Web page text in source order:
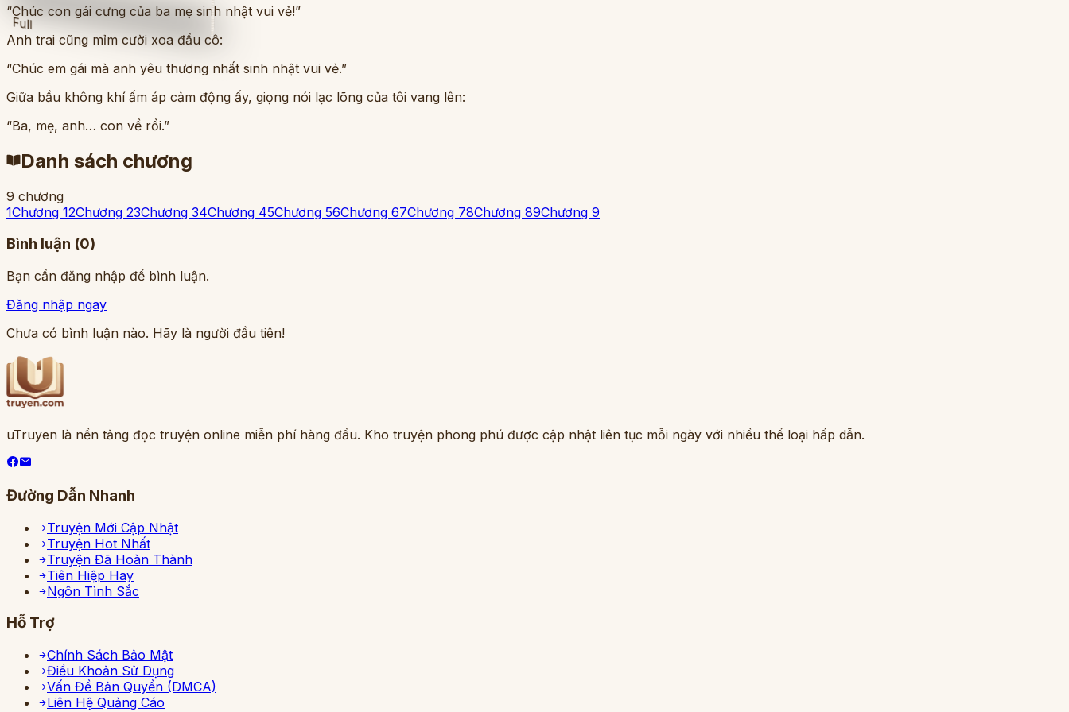
Full
“Chúc con gái cưng của ba mẹ sinh nhật vui vẻ!”
Anh trai cũng mỉm cười xoa đầu cô:
“Chúc em gái mà anh yêu thương nhất sinh nhật vui vẻ.”
Giữa bầu không khí ấm áp cảm động ấy, giọng nói lạc lõng của tôi vang lên:
“Ba, mẹ, anh… con về rồi.”
Danh sách chương
9 chương
1Chương 12Chương 23Chương 34Chương 45Chương 56Chương 67Chương 78Chương 89Chương 9
Bình luận (0)
Bạn cần đăng nhập để bình luận.
Đăng nhập ngay
Chưa có bình luận nào. Hãy là người đầu tiên!
uTruyen là nền tảng đọc truyện online miễn phí hàng đầu. Kho truyện phong phú được cập nhật liên tục mỗi ngày với nhiều thể loại hấp dẫn.
Đường Dẫn Nhanh
Truyện Mới Cập Nhật
Truyện Hot Nhất
Truyện Đã Hoàn Thành
Tiên Hiệp Hay
Ngôn Tình Sắc
Hỗ Trợ
Chính Sách Bảo Mật
Điều Khoản Sử Dụng
Vấn Đề Bản Quyền (DMCA)
Liên Hệ Quảng Cáo